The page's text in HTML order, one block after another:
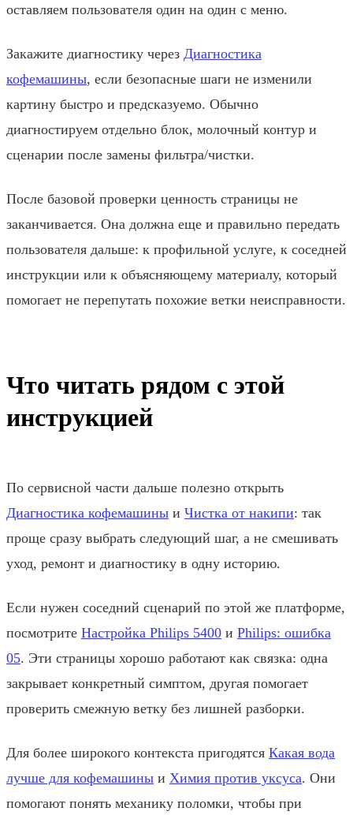
оставляем пользователя один на один с меню.
Закажите диагностику через Диагностика
кофемашины, если безопасные шаги не изменили
картину быстро и предсказуемо. Обычно
диагностируем отдельно блок, молочный контур и
сценарии после замены фильтра/чистки.
После базовой проверки ценность страницы не
заканчивается. Она должна еще и правильно передать
пользователя дальше: к профильной услуге, к соседней
инструкции или к объясняющему материалу, который
помогает не перепутать похожие ветки неисправности.
Что читать рядом с этой
инструкцией
По сервисной части дальше полезно открыть
Диагностика кофемашины и Чистка от накипи: так
проще сразу выбрать следующий шаг, а не смешивать
уход, ремонт и диагностику в одну историю.
Если нужен соседний сценарий по этой же платформе,
посмотрите Настройка Philips 5400 и Philips: ошибка
05. Эти страницы хорошо работают как связка: одна
закрывает конкретный симптом, другая помогает
проверить смежную ветку без лишней разборки.
Для более широкого контекста пригодятся Какая вода
лучше для кофемашины и Химия против уксуса. Они
помогают понять механику поломки, чтобы при